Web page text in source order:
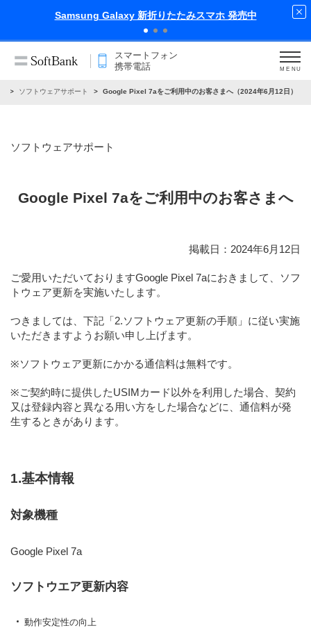
iPhone 17 Pro 発売中
スマートフォン
携帯電話
MENU
ソフトウェアサポート Google Pixel 7aをご利用中のお客さまへ（2024年6月12日）
ソフトウェアサポート
Google Pixel 7aをご利用中のお客さまへ
掲載日：2024年6月12日
ご愛用いただいておりますGoogle Pixel 7aにおきまして、ソフ
トウェア更新を実施いたします。
つきましては、下記「2.ソフトウェア更新の手順」に従い実施
いただきますようお願い申し上げます。
※ソフトウェア更新にかかる通信料は無料です。
※ご契約時に提供したUSIMカード以外を利用した場合、契約
又は登録内容と異なる用い方をした場合などに、通信料が発
生するときがあります。
1.基本情報
対象機種
Google Pixel 7a
ソフトウエア更新内容
動作安定性の向上